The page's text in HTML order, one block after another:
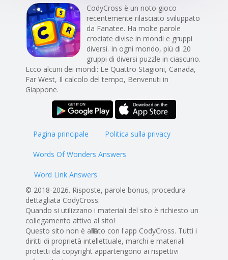
CodyCross è un noto gioco
recentemente rilasciato sviluppato
da Fanatee. Ha molte parole
crociate divise in mondi e gruppi
diversi. In ogni mondo, più di 20
gruppi di diversi puzzle in ciascuno.
Ecco alcuni dei mondi: Le Quattro Stagioni, Canada,
Far West, Il calcolo del tempo, Benvenuti in
Giappone.
Pagina principale Politica sulla privacy
Words Of Wonders Answers
Word Link Answers
© 2018-2026. Risposte, parole bonus, procedura
dettagliata CodyCross.
Quando si utilizzano i materiali del sito è richiesto un
collegamento attivo al sito!
Questo sito non è affiliato con l'app CodyCross. Tutti i
diritti di proprietà intellettuale, marchi e materiali
protetti da copyright appartengono ai rispettivi